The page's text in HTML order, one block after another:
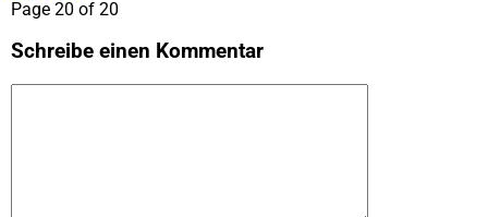
Page 20 of 20
Schreibe einen Kommentar